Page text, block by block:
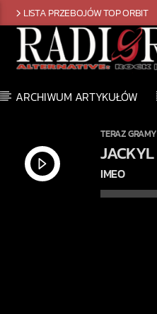
LISTA PRZEBOJÓW TOP ORBIT
ARCHIWUM ARTYKUŁÓW
TERAZ GRAMY
JACKYL
IMEO